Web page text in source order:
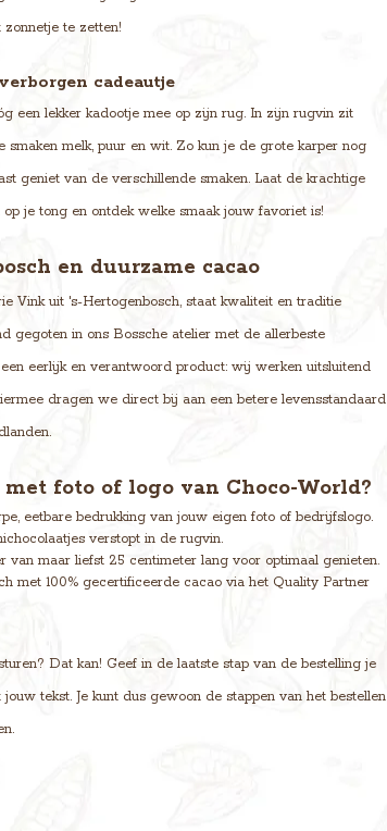
te zetten!
cadeautje
een lekker kadootje mee op zijn rug. In zijn rugvin zit
melk, puur en wit. Zo kun je de grote karper nog
geniet van de verschillende smaken. Laat de krachtige
je tong en ontdek welke smaak jouw favoriet is!
en duurzame cacao
Vink uit 's-Hertogenbosch, staat kwaliteit en traditie
gegoten in ons Bossche atelier met de allerbeste
eerlijk en verantwoord product: wij werken uitsluitend
dragen we direct bij aan een betere levensstandaard
foto of logo van Choco-World?
eetbare bedrukking van jouw eigen foto of bedrijfslogo.
verstopt in de rugvin.
van maar liefst 25 centimeter lang voor optimaal genieten.
met 100% gecertificeerde cacao via het Quality Partner
Dat kan! Geef in de laatste stap van de bestelling je
tekst. Je kunt dus gewoon de stappen van het bestellen